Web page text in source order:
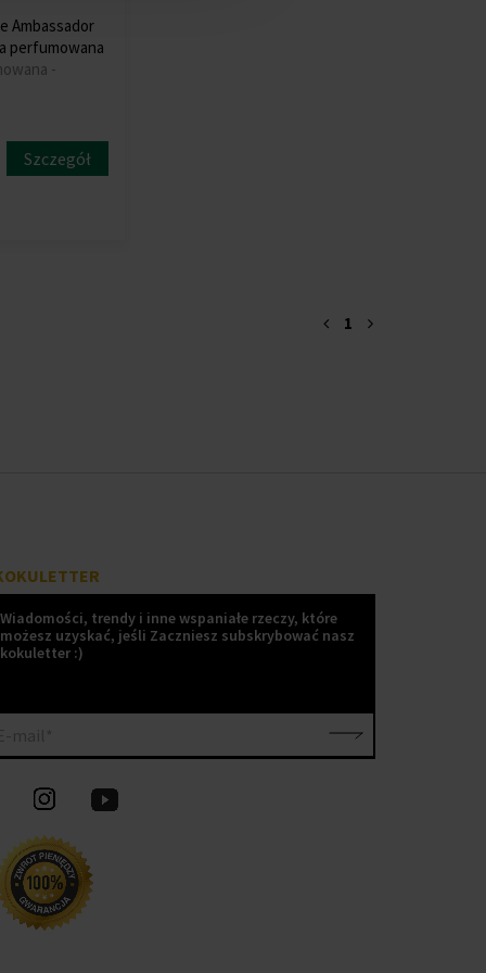
Ambassador
perfumowana
-
Szczegół
1
Wiadomości, trendy i inne wspaniałe rzeczy, które
możesz uzyskać, jeśli Zaczniesz subskrybować nasz
kokuletter :)